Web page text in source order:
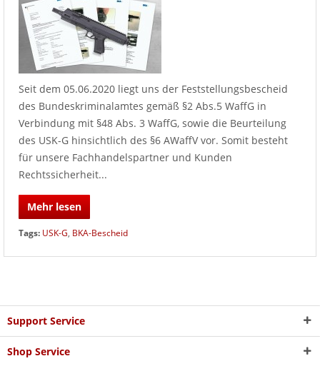
Seit dem 05.06.2020 liegt uns der Feststellungsbescheid
des Bundeskriminalamtes gemäß §2 Abs.5 WaffG in
Verbindung mit §48 Abs. 3 WaffG, sowie die Beurteilung
des USK-G hinsichtlich des §6 AWaffV vor. Somit besteht
für unsere Fachhandelspartner und Kunden
Rechtssicherheit...
Mehr lesen
Tags: USK-G, BKA-Bescheid
Support Service
Shop Service